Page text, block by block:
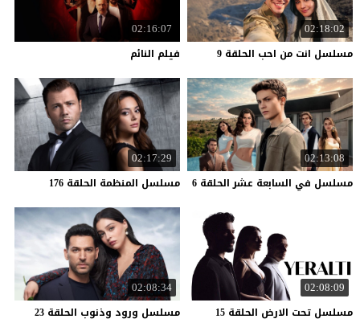
02:18:02
مسلسل انت من احب الحلقة 9
02:16:07
فيلم النائم
02:13:08
مسلسل في السابعة عشر الحلقة 6
02:17:29
مسلسل المنظمة الحلقة 176
02:08:09
مسلسل تحت الارض الحلقة 15
02:08:34
مسلسل ورود وذنوب الحلقة 23